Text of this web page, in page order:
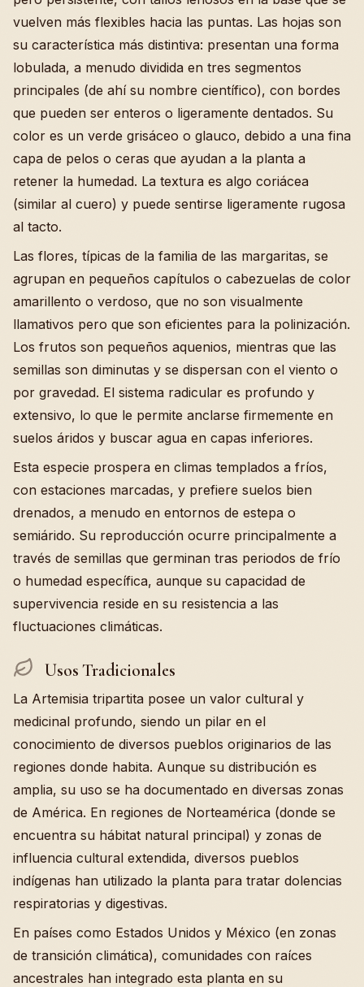
vuelven más flexibles hacia las puntas. Las hojas son
su característica más distintiva: presentan una forma
lobulada, a menudo dividida en tres segmentos
principales (de ahí su nombre científico), con bordes
que pueden ser enteros o ligeramente dentados. Su
color es un verde grisáceo o glauco, debido a una fina
capa de pelos o ceras que ayudan a la planta a
retener la humedad. La textura es algo coriácea
(similar al cuero) y puede sentirse ligeramente rugosa
al tacto.
Las flores, típicas de la familia de las margaritas, se
agrupan en pequeños capítulos o cabezuelas de color
amarillento o verdoso, que no son visualmente
llamativos pero que son eficientes para la polinización.
Los frutos son pequeños aquenios, mientras que las
semillas son diminutas y se dispersan con el viento o
por gravedad. El sistema radicular es profundo y
extensivo, lo que le permite anclarse firmemente en
suelos áridos y buscar agua en capas inferiores.
Esta especie prospera en climas templados a fríos,
con estaciones marcadas, y prefiere suelos bien
drenados, a menudo en entornos de estepa o
semiárido. Su reproducción ocurre principalmente a
través de semillas que germinan tras periodos de frío
o humedad específica, aunque su capacidad de
supervivencia reside en su resistencia a las
fluctuaciones climáticas.
Usos Tradicionales
La Artemisia tripartita posee un valor cultural y
medicinal profundo, siendo un pilar en el
conocimiento de diversos pueblos originarios de las
regiones donde habita. Aunque su distribución es
amplia, su uso se ha documentado en diversas zonas
de América. En regiones de Norteamérica (donde se
encuentra su hábitat natural principal) y zonas de
influencia cultural extendida, diversos pueblos
indígenas han utilizado la planta para tratar dolencias
respiratorias y digestivas.
En países como Estados Unidos y México (en zonas
de transición climática), comunidades con raíces
ancestrales han integrado esta planta en su